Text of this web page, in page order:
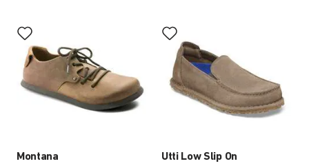
Montana
sur
les
échantillons
de
couleurs
modifiera
Utti Low Slip On
sur
les
échantillons
couleurs
modifiera